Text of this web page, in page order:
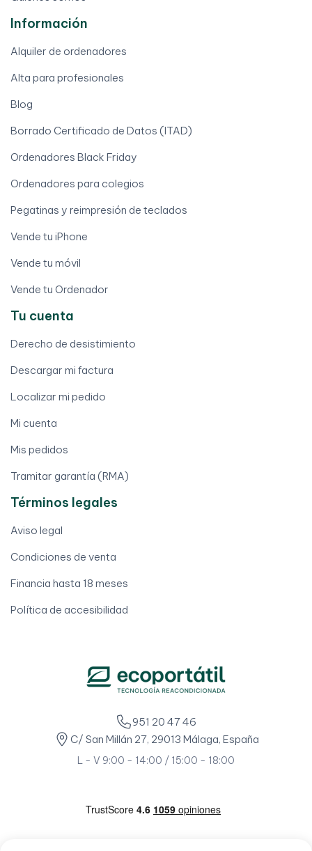
Información
Alquiler de ordenadores
Alta para profesionales
Blog
Borrado Certificado de Datos (ITAD)
Ordenadores Black Friday
Ordenadores para colegios
Pegatinas y reimpresión de teclados
Vende tu iPhone
Vende tu móvil
Vende tu Ordenador
Tu cuenta
Derecho de desistimiento
Descargar mi factura
Localizar mi pedido
Mi cuenta
Mis pedidos
Tramitar garantía (RMA)
Términos legales
Aviso legal
Condiciones de venta
Financia hasta 18 meses
Política de accesibilidad
951 20 47 46
C/ San Millán 27, 29013 Málaga, España
L - V 9:00 - 14:00 / 15:00 - 18:00